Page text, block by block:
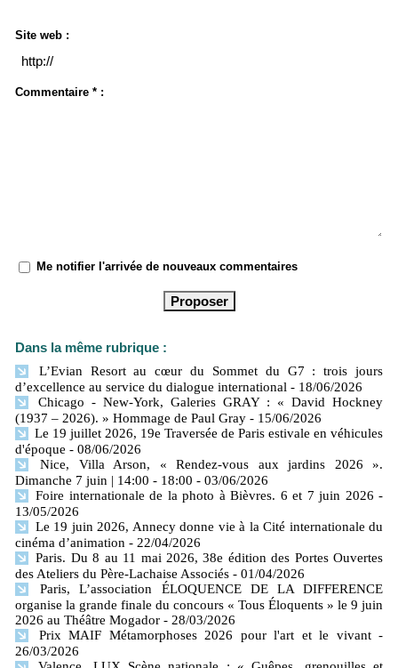
Site web :
Commentaire * :
Me notifier l'arrivée de nouveaux commentaires
Dans la même rubrique :
L’Evian Resort au cœur du Sommet du G7 : trois jours
d’excellence au service du dialogue international - 18/06/2026
Chicago - New-York, Galeries GRAY : « David Hockney
(1937 – 2026). » Hommage de Paul Gray - 15/06/2026
Le 19 juillet 2026, 19e Traversée de Paris estivale en véhicules
d'époque - 08/06/2026
Nice, Villa Arson, « Rendez-vous aux jardins 2026 ».
Dimanche 7 juin | 14:00 - 18:00 - 03/06/2026
Foire internationale de la photo à Bièvres. 6 et 7 juin 2026 -
13/05/2026
Le 19 juin 2026, Annecy donne vie à la Cité internationale du
cinéma d’animation - 22/04/2026
Paris. Du 8 au 11 mai 2026, 38e édition des Portes Ouvertes
des Ateliers du Père-Lachaise Associés - 01/04/2026
Paris, L’association ÉLOQUENCE DE LA DIFFERENCE
organise la grande finale du concours « Tous Éloquents » le 9 juin
2026 au Théâtre Mogador - 28/03/2026
Prix MAIF Métamorphoses 2026 pour l'art et le vivant -
26/03/2026